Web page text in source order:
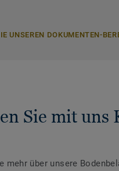
UNSEREN DOKUMENTEN-
Sie mit uns
mehr über unsere